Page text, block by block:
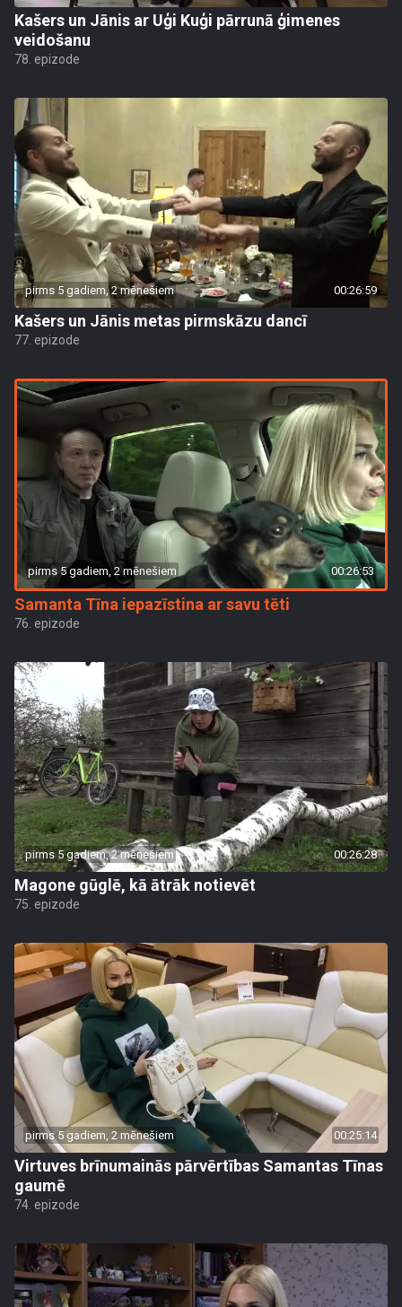
Kašers un Jānis ar Uģi Kuģi pārrunā ģimenes
veidošanu
78. epizode
pirms 5 gadiem, 2 mēnešiem 00:26:59
Kašers un Jānis metas pirmskāzu dancī
77. epizode
pirms 5 gadiem, 2 mēnešiem 00:26:53
Samanta Tīna iepazīstina ar savu tēti
76. epizode
pirms 5 gadiem, 2 mēnešiem 00:26:28
Magone gūglē, kā ātrāk notievēt
75. epizode
pirms 5 gadiem, 2 mēnešiem 00:25:14
Virtuves brīnumainās pārvērtības Samantas Tīnas
gaumē
74. epizode